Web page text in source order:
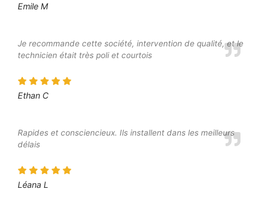
Emile M
Je recommande cette société, intervention de qualité, et le
technicien était très poli et courtois
Ethan C
Rapides et consciencieux. Ils installent dans les meilleurs
délais
Léana L